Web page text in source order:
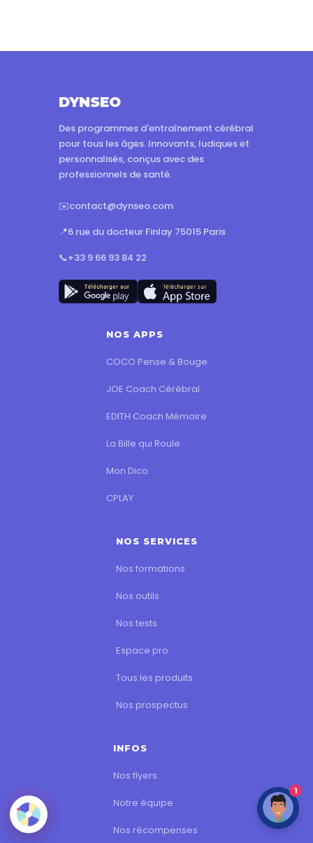
DYNSEO
Des programmes d'entraînement cérébral
pour tous les âges. Innovants, ludiques et
personnalisés, conçus avec des
professionnels de santé.
✉️contact@dynseo.com
📍6 rue du docteur Finlay 75015 Paris
📞+33 9 66 93 84 22
NOS APPS
COCO Pense & Bouge
JOE Coach Cérébral
EDITH Coach Mémoire
La Bille qui Roule
Mon Dico
CPLAY
NOS SERVICES
Nos formations
Nos outils
Nos tests
Espace pro
Tous les produits
Nos prospectus
INFOS
Nos flyers
Notre équipe
Nos récompenses
1